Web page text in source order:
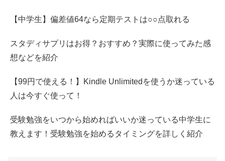
【中学生】偏差値64なら定期テストは○○点取れる
スタディサプリはお得？おすすめ？実際に使ってみた感
想などを紹介
【99円で使える！】Kindle Unlimitedを使うか迷っている
人は今すぐ使って！
受験勉強をいつから始めればいいか迷っている中学生に
教えます！受験勉強を始めるタイミングを詳しく紹介